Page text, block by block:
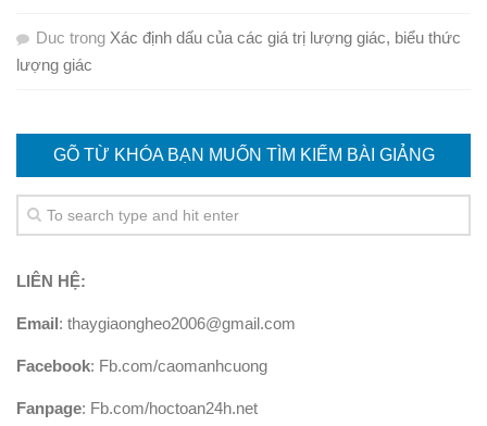
Duc trong Xác định dấu của các giá trị lượng giác, biểu thức
lượng giác
GÕ TỪ KHÓA BẠN MUỐN TÌM KIẾM BÀI GIẢNG
LIÊN HỆ:
Email: thaygiaongheo2006@gmail.com
Facebook: Fb.com/caomanhcuong
Fanpage: Fb.com/hoctoan24h.net